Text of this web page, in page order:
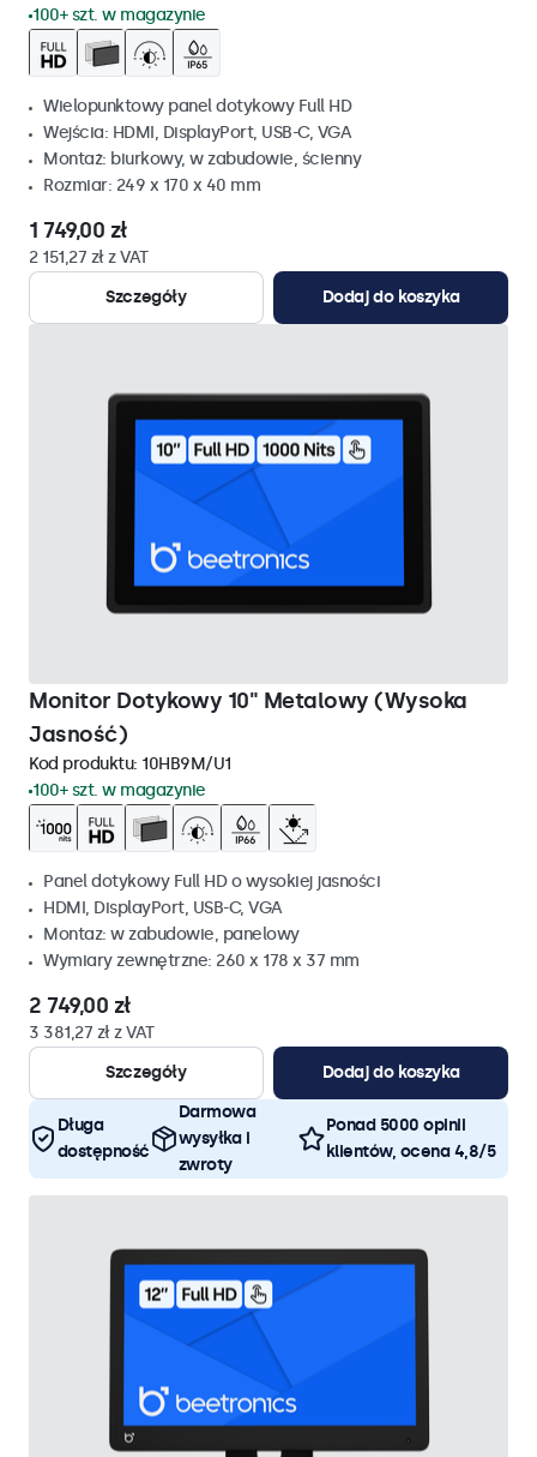
100+ szt. w magazynie
Wielopunktowy panel dotykowy Full HD
Wejścia: HDMI, DisplayPort, USB-C, VGA
Montaż: biurkowy, w zabudowie, ścienny
Rozmiar: 249 x 170 x 40 mm
1 749,00 zł
2 151,27 zł z VAT
Szczegóły
Dodaj do koszyka
Monitor Dotykowy 10" Metalowy (Wysoka
Jasność)
Kod produktu: 10HB9M/U1
100+ szt. w magazynie
Panel dotykowy Full HD o wysokiej jasności
HDMI, DisplayPort, USB-C, VGA
Montaz: w zabudowie, panelowy
Wymiary zewnętrzne: 260 x 178 x 37 mm
2 749,00 zł
3 381,27 zł z VAT
Szczegóły
Dodaj do koszyka
Długa
dostępność
Darmowa
wysyłka i
zwroty
Ponad 5000 opinii
klientów, ocena 4,8/5